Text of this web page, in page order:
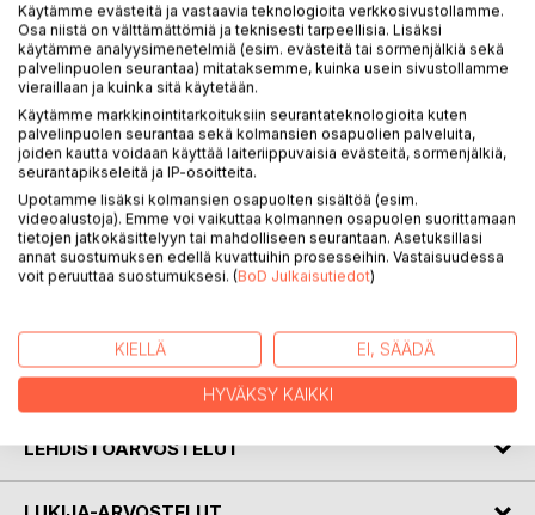
KUVAUS
Filosofinen ontologia tarkastelee inhimillisen olemassaolon
perustaa. Käsillä olevassa työssä lähtökohdaksi otetaan se
tosiasia, että ihminen ei voi olla ihminen ilman kasvatusta.
Teoksen viides, uudistettu painos esittelee lukijalle mm.
antropologisen peruskokemuksen, alkudialogin ja
pedagogisen jatkumon käsitteet, jotka auttavat
hahmottamaan ihmisyyttä sekä kasvatuksen
KIRJAILIJA
LEHDISTÖARVOSTELUT
Käytämme evästeitä ja vastaavia teknologioita verkkosivustollamme.
Osa niistä on välttämättömiä ja teknisesti tarpeellisia. Lisäksi
käytämme analyysimenetelmiä (esim. evästeitä tai sormenjälkiä sekä
palvelinpuolen seurantaa) mitataksemme, kuinka usein sivustollamme
vieraillaan ja kuinka sitä käytetään.
Käytämme markkinointitarkoituksiin seurantateknologioita kuten
palvelinpuolen seurantaa sekä kolmansien osapuolien palveluita,
joiden kautta voidaan käyttää laiteriippuvaisia evästeitä, sormenjälkiä,
seurantapikseleitä ja IP-osoitteita.
Upotamme lisäksi kolmansien osapuolten sisältöä (esim.
videoalustoja). Emme voi vaikuttaa kolmannen osapuolen suorittamaan
tietojen jatkokäsittelyyn tai mahdolliseen seurantaan. Asetuksillasi
annat suostumuksen edellä kuvattuihin prosesseihin. Vastaisuudessa
voit peruuttaa suostumuksesi. (BoD Julkaisutiedot)
KIELLÄ EI, SÄÄDÄ
HYVÄKSY KAIKKI